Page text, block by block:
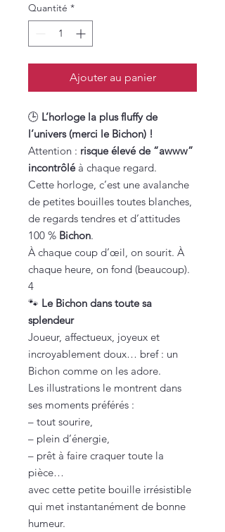
Quantité *
Ajouter au panier
🕒 L’horloge la plus fluffy de
l’univers (merci le Bichon) !
Attention : risque élevé de “awww”
incontrôléà chaque regard.
Cette horloge, c’est une avalanche
de petites bouilles toutes blanches,
de regards tendres et d’attitudes
100 % Bichon.
À chaque coup d’œil, on sourit. À
chaque heure, on fond (beaucoup).
4
🐾 Le Bichon dans toute sa
splendeur
Joueur, affectueux, joyeux et
incroyablement doux… bref : un
Bichon comme on les adore.
Les illustrations le montrent dans
ses moments préférés :
– tout sourire,
– plein d’énergie,
– prêt à faire craquer toute la
pièce…
avec cette petite bouille irrésistible
qui met instantanément de bonne
humeur.